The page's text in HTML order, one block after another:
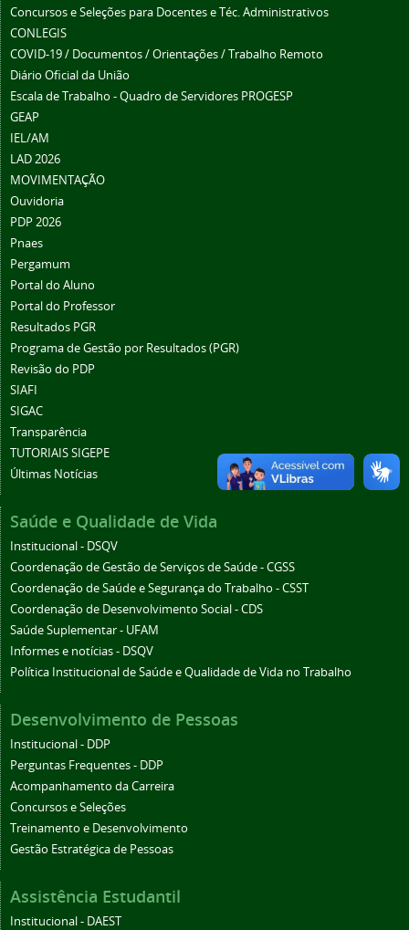
Concursos e Seleções para Docentes e Téc. Administrativos
CONLEGIS
COVID-19 / Documentos / Orientações / Trabalho Remoto
Diário Oficial da União
Escala de Trabalho - Quadro de Servidores PROGESP
GEAP
IEL/AM
LAD 2026
MOVIMENTAÇÃO
Ouvidoria
PDP 2026
Pnaes
Pergamum
Portal do Aluno
Portal do Professor
Resultados PGR
Programa de Gestão por Resultados (PGR)
Revisão do PDP
SIAFI
SIGAC
Transparência
TUTORIAIS SIGEPE
Últimas Notícias
Saúde e Qualidade de Vida
Institucional - DSQV
Coordenação de Gestão de Serviços de Saúde - CGSS
Coordenação de Saúde e Segurança do Trabalho - CSST
Coordenação de Desenvolvimento Social - CDS
Saúde Suplementar - UFAM
Informes e notícias - DSQV
Política Institucional de Saúde e Qualidade de Vida no Trabalho
Desenvolvimento de Pessoas
Institucional - DDP
Perguntas Frequentes - DDP
Acompanhamento da Carreira
Concursos e Seleções
Treinamento e Desenvolvimento
Gestão Estratégica de Pessoas
Assistência Estudantil
Institucional - DAEST